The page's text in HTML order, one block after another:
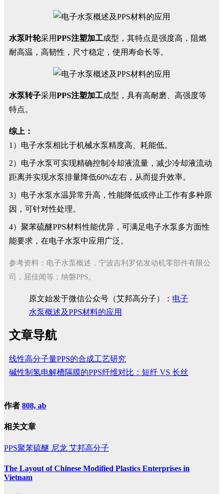
水泵叶轮采用PPS注塑加工成型，其特点是强度高，阻燃
耐高温，高韧性，尺寸稳定，使用寿命长等。
水泵转子采用PPS注塑加工成型，具有高耐磨、高强度等
特点。
综上：
1）电子水泵相比于机械水泵精度高、耗能低。
2）电子水泵可实现精确控制冷却液流量，减少冷却液流动
距离并实现水泵排量降低60%左右，从而提升效率。
3）电子水泵水温异常升高，性能降低或停止工作有多种原
因，可针对性处理。
4）聚苯硫醚PPS材料性能优异，可满足电子水泵多方面性
能要求，在电子水泵中应用广泛。
参考资料：电子水泵概述，宁波吉利罗佑发动机零部件有限公
司，屈佳闻等；纳磐PPS。
原文始发于微信公众号（艾邦高分子）： 电子
水泵概述及PPS材料的应用
文章导航
线性高分子量PPS的合成工艺研究
碱性制氢电解槽隔膜的PPS纤维对比：短纤 VS 长丝
作者 808, ab
相关文章
PPS聚苯硫醚 尼龙 艾邦高分子
The Layout of Chinese Modified Plastics Enterprises in
Vietnam